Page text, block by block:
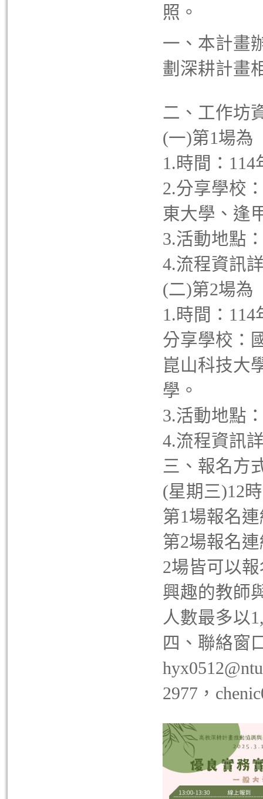
照。
一、本計畫
劃深耕計畫
二、工作坊
(一)第1場為
1.時間：114
2.分享學校
東大學、逢
3.活動地點
4.流程資訊
(二)第2場為
1.時間：114
分享學校：
崑山科技大
學。
3.活動地點
4.流程資訊
三、報名方
(星期三)12
第1場報名
第2場報名
2場皆可以
興趣的教師
人數最多以
四、聯絡窗
2977，